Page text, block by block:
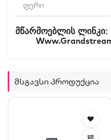
ფერი
Მწარმოებლის Ლინკი
Მსგავსი Პროდუქცია